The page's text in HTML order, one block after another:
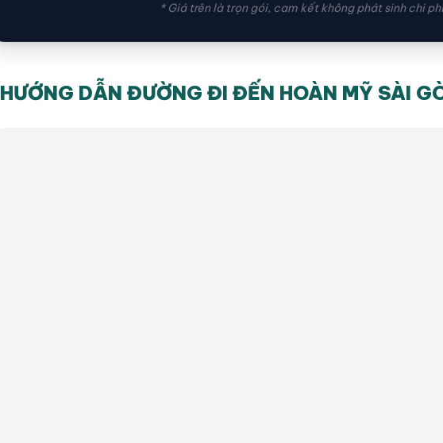
* Giá trên là trọn gói, cam kết không phát sinh chi
HƯỚNG DẪN ĐƯỜNG ĐI ĐẾN HOÀN MỸ SÀI